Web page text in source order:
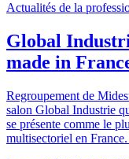
Actualités de la
Global
made in
Regroupement de
salon Global Industrie
se présente comme le
multisectoriel en